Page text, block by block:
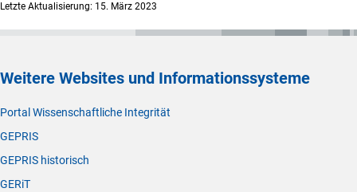
Letzte Aktualisierung: 15. März 2023
Weitere Websites und Informationssysteme
Portal Wissenschaftliche Integrität
GEPRIS
GEPRIS historisch
GERiT